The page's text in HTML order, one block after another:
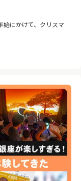
始にかけて、クリスマ